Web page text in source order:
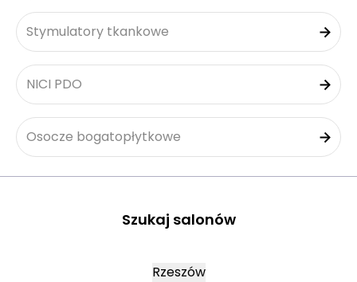
Stymulatory tkankowe
NICI PDO
Osocze bogatopłytkowe
Szukaj salonów
Rzeszów